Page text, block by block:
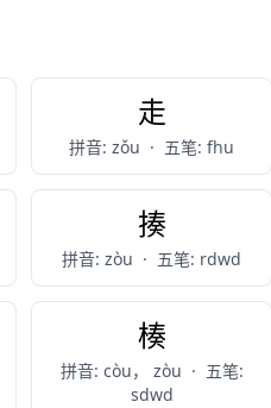
走
拼音: zǒu · 五笔: fhu
揍
拼音: zòu · 五笔: rdwd
楱
拼音: còu， zòu · 五笔:
sdwd